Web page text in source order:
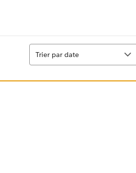
Tri
Trier par date